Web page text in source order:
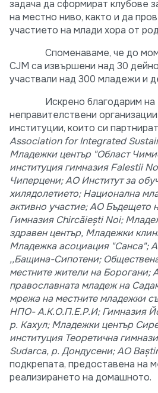
задача да сформират клубове
на местно ниво, както и да
участието на млади хора от
Споменаваме, че до
CJM са извършени над 30
участвали над 300 младежи и
Искрено благодарим на
неправителствени
институции, които си
Association for Integrated
Младежки център "Област
институция гимназия Falestii
Чиперцени; AO Институт за
хилядолетието; Национална
активно участие; AO Бъдещето
Гимназия Chircăieşti Noi;
здравен център, Младежки
Младежка асоциация
,,Бащина-Сипотени;
местните жители на Борогани;
православната младеж на
мрежа на местните младежки
НПО- А.К.О.П.Е.Р.И; Гимназия
р. Кахул; Младежки център
институция Теоретична
Sudarca, р. Дондусени; AO
подкрепата, предоставена на
реализирането на домашното.